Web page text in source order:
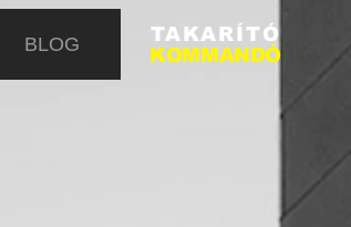
BLOG
TAKARÍTÓ
KOMMANDÓ